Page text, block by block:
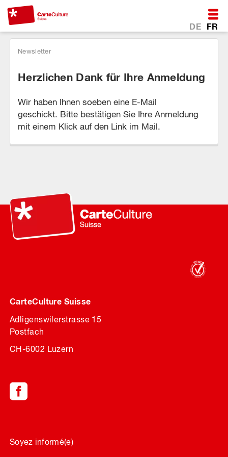
DE FR
Newsletter
Herzlichen Dank für Ihre Anmeldung
Wir haben Ihnen soeben eine E-Mail
geschickt. Bitte bestätigen Sie Ihre Anmeldung
mit einem Klick auf den Link im Mail.
CarteCulture Suisse
Adligenswilerstrasse 15
Postfach
CH-6002 Luzern
Soyez informé(e)